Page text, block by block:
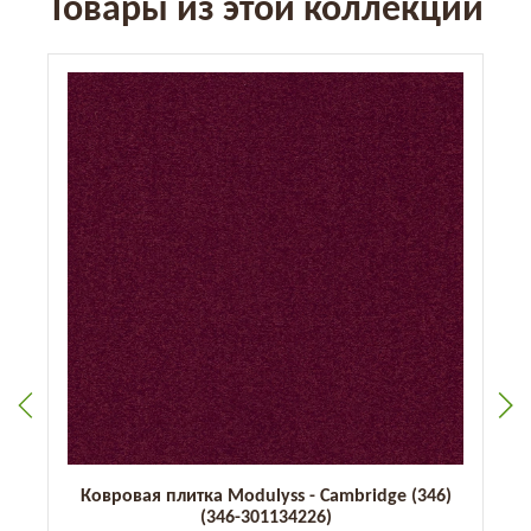
Товары из этой коллекции
Ковровая плитка Modulyss - Cambridge (346)
(346-301134226)